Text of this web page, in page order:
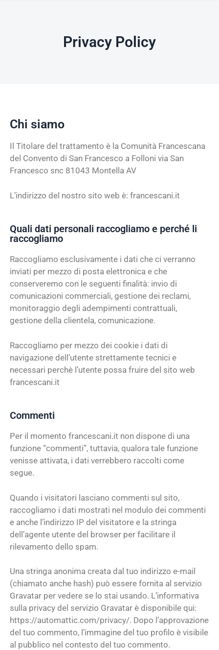
Privacy Policy
Chi siamo
Il Titolare del trattamento è la Comunità Francescana
del Convento di San Francesco a Folloni via San
Francesco snc 81043 Montella AV
L’indirizzo del nostro sito web è: francescani.it
Quali dati personali raccogliamo e perché li
raccogliamo
Raccogliamo esclusivamente i dati che ci verranno
inviati per mezzo di posta elettronica e che
conserveremo con le seguenti finalità: invio di
comunicazioni commerciali, gestione dei reclami,
monitoraggio degli adempimenti contrattuali,
gestione della clientela, comunicazione.
Raccogliamo per mezzo dei cookie i dati di
navigazione dell’utente strettamente tecnici e
necessari perchè l’utente possa fruire del sito web
francescani.it
Commenti
Per il momento francescani.it non dispone di una
funzione “commenti”, tuttavia, qualora tale funzione
venisse attivata, i dati verrebbero raccolti come
segue.
Quando i visitatori lasciano commenti sul sito,
raccogliamo i dati mostrati nel modulo dei commenti
e anche l’indirizzo IP del visitatore e la stringa
dell’agente utente del browser per facilitare il
rilevamento dello spam.
Una stringa anonima creata dal tuo indirizzo e-mail
(chiamato anche hash) può essere fornita al servizio
Gravatar per vedere se lo stai usando. L’informativa
sulla privacy del servizio Gravatar è disponibile qui:
https://automattic.com/privacy/. Dopo l’approvazione
del tuo commento, l’immagine del tuo profilo è visibile
al pubblico nel contesto del tuo commento.